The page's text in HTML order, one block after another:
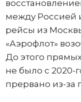
между Россией
рейсы из
«Аэрофлот»
До этого
не было с 2020-
прервано из-за